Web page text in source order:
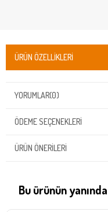
ÜRÜN ÖZELLIKLERI
YORUMLAR(0)
ÖDEME SEÇENEKLERI
ÜRÜN ÖNERILERI
Bu ürünün